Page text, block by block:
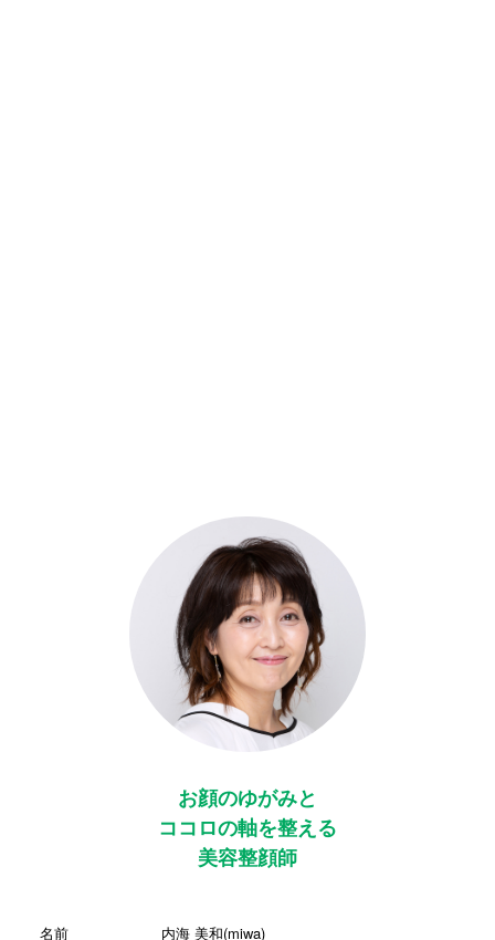
お顔のゆがみと
ココロの軸を整える
美容整顔師
名前 内海 美和(miwa)